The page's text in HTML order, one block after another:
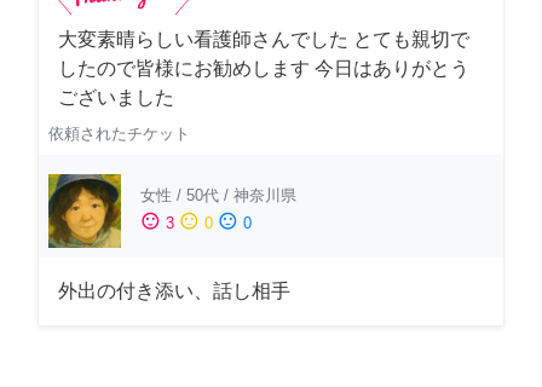
大変素晴らしい看護師さんでした とても親切で
したので皆様にお勧めします 今日はありがとう
ございました
依頼されたチケット
女性 / 50代 / 神奈川県
sentiment_satisfied 3 sentiment_neutral 0 sentiment_dissatisfied 0
外出の付き添い、話し相手